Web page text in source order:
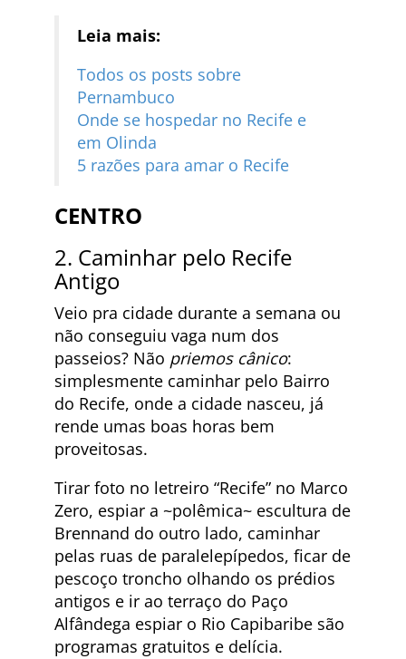
Leia mais:
Todos os posts sobre
Pernambuco
Onde se hospedar no Recife e
em Olinda
5 razões para amar o Recife
CENTRO
2. Caminhar pelo Recife
Antigo
Veio pra cidade durante a semana ou
não conseguiu vaga num dos
passeios? Não priemos cânico:
simplesmente caminhar pelo Bairro
do Recife, onde a cidade nasceu, já
rende umas boas horas bem
proveitosas.
Tirar foto no letreiro “Recife” no Marco
Zero, espiar a ~polêmica~ escultura de
Brennand do outro lado, caminhar
pelas ruas de paralelepípedos, ficar de
pescoço troncho olhando os prédios
antigos e ir ao terraço do Paço
Alfândega espiar o Rio Capibaribe são
programas gratuitos e delícia.